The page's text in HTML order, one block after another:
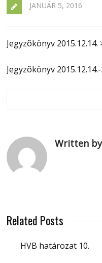
JANUÁR 5, 2016
Jegyzõkönyv 2015.12.14.
Jegyzõkönyv
Written
Related Posts
HVB határozat 10.